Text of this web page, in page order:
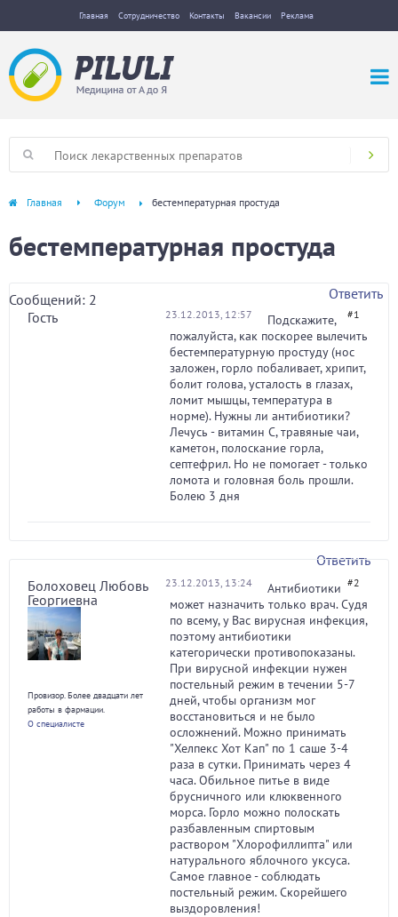
Главная Сотрудничество Контакты Вакансии Реклама
Главная Форум бестемпературная простуда
бестемпературная простуда
Сообщений: 2
Ответить
Гость
23.12.2013, 12:57 #1
Подскажите,
пожалуйста, как поскорее вылечить
бестемпературную простуду (нос
заложен, горло побаливает, хрипит,
болит голова, усталость в глазах,
ломит мышцы, температура в
норме). Нужны ли антибиотики?
Лечусь - витамин С, травяные чаи,
каметон, полоскание горла,
септефрил. Но не помогает - только
ломота и головная боль прошли.
Болею 3 дня
Ответить
Болоховец Любовь
Георгиевна
Провизор. Более двадцати лет
работы в фармации.
О специалисте
23.12.2013, 13:24 #2
Антибиотики
может назначить только врач. Судя
по всему, у Вас вирусная инфекция,
поэтому антибиотики
категорически противопоказаны.
При вирусной инфекции нужен
постельный режим в течении 5-7
дней, чтобы организм мог
восстановиться и не было
осложнений. Можно принимать
"Хелпекс Хот Кап" по 1 саше 3-4
раза в сутки. Принимать через 4
часа. Обильное питье в виде
брусничного или клюквенного
морса. Горло можно полоскать
разбавленным спиртовым
раствором "Хлорофиллипта" или
натурального яблочного уксуса.
Самое главное - соблюдать
постельный режим. Скорейшего
выздоровления!